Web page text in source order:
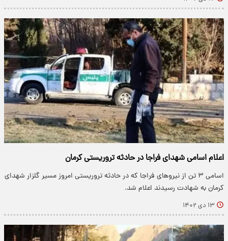
اعلام اسامی شهدای فراجا در حادثه تروریستی کرمان
اسامی ۳ تن از نیروهای فراجا که در حادثه تروریستی امروز مسیر گلزار شهدای
کرمان به شهادت رسیدند اعلام شد.
۱۳ دی ۱۴۰۲